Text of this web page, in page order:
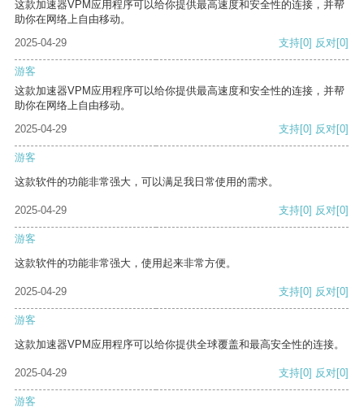
这款加速器VPM应用程序可以给你提供最高速度和安全性的连接，并帮
助你在网络上自由移动。
2025-04-29
支持[0] 反对[0]
游客
这款加速器VPM应用程序可以给你提供最高速度和安全性的连接，并帮
助你在网络上自由移动。
2025-04-29
支持[0] 反对[0]
游客
这款软件的功能非常强大，可以满足我日常使用的需求。
2025-04-29 支持[0] 反对[0]
游客
这款软件的功能非常强大，使用起来非常方便。
2025-04-29 支持[0] 反对[0]
游客
这款加速器VPM应用程序可以给你提供全球覆盖和最高安全性的连接。
2025-04-29 支持[0] 反对[0]
游客